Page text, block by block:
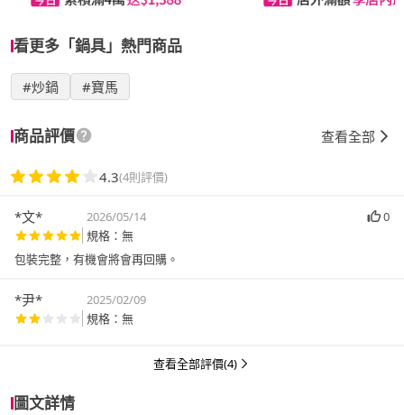
看更多「鍋具」熱門商品
#炒鍋 #寶馬
商品評價 查看全部
4.3(4則評價)
*文* 2026/05/14
0
規格：無
包裝完整，有機會將會再回購。
*尹*
2025/02/09
規格：無
查看全部評價(4)
圖文詳情